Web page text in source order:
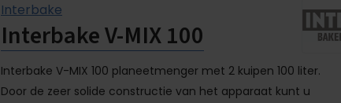
Interbake
Interbake V-MIX 100
Interbake V-MIX 100 planeetmenger met 2 kuipen 100 liter.
Door de zeer solide constructie van het apparaat kunt u